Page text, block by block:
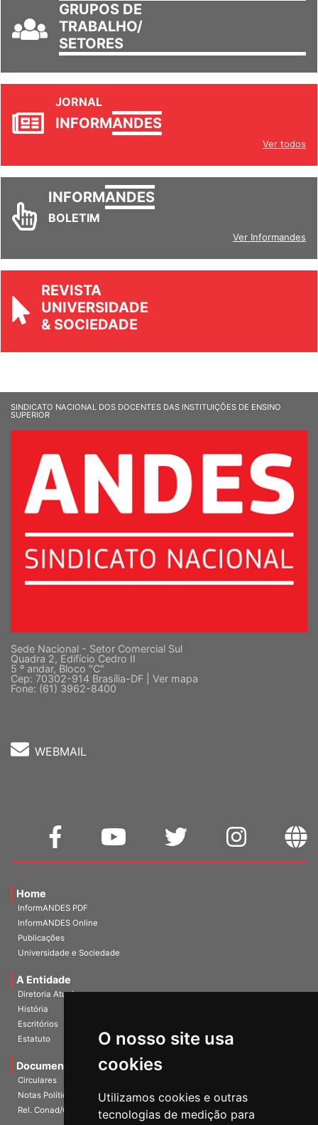
O nosso site usa
cookies
Utilizamos cookies e outras
tecnologias de medição para
GRUPOS DE
TRABALHO/
SETORES
JORNAL
INFORMANDES
Ver todos
INFORMANDES
BOLETIM
Ver Informandes
REVISTA
UNIVERSIDADE
& SOCIEDADE
SINDICATO NACIONAL DOS DOCENTES DAS INSTITUIÇÕES DE ENSINO
SUPERIOR
Sede Nacional - Setor Comercial Sul
Quadra 2, Edifício Cedro II
5 º andar, Bloco "C"
Cep: 70302-914 Brasília-DF | Ver mapa
Fone: (61) 3962-8400
WEBMAIL
Home
InformANDES PDF
InformANDES Online
Publicações
Universidade e Sociedade
A Entidade
Diretoria Atual
História
Escritórios
Estatuto
Documentos
Circulares
Notas Políticas
Rel. Conad/Congresso